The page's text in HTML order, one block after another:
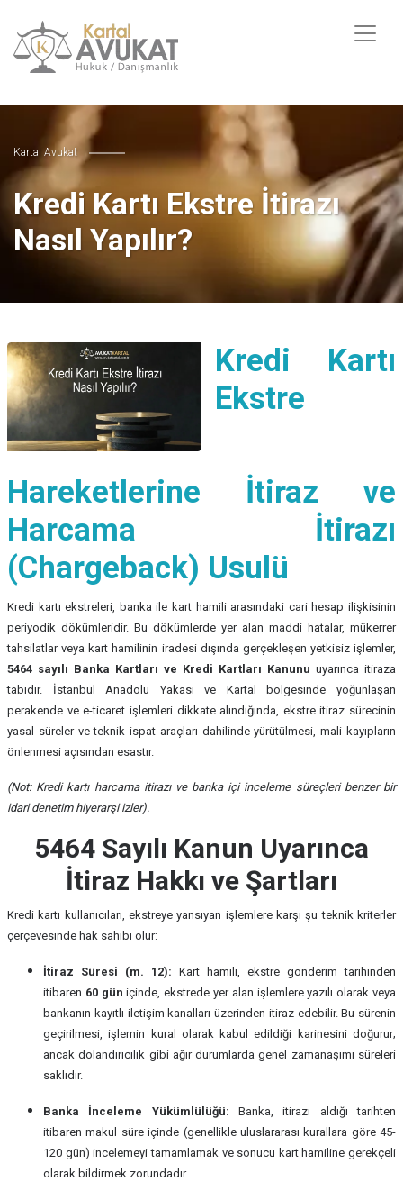
Kartal Avukat
Kredi Kartı Ekstre İtirazı
Nasıl Yapılır?
Kredi Kartı
Ekstre
Hareketlerine İtiraz ve
Harcama İtirazı
(Chargeback) Usulü
Kredi kartı ekstreleri, banka ile kart hamili arasındaki cari hesap ilişkisinin
periyodik dökümleridir. Bu dökümlerde yer alan maddi hatalar, mükerrer
tahsilatlar veya kart hamilinin iradesi dışında gerçekleşen yetkisiz işlemler,
5464 sayılı Banka Kartları ve Kredi Kartları Kanunu uyarınca itiraza
tabidir. İstanbul Anadolu Yakası ve Kartal bölgesinde yoğunlaşan
perakende ve e-ticaret işlemleri dikkate alındığında, ekstre itiraz sürecinin
yasal süreler ve teknik ispat araçları dahilinde yürütülmesi, mali kayıpların
önlenmesi açısından esastır.
(Not: Kredi kartı harcama itirazı ve banka içi inceleme süreçleri benzer bir
idari denetim hiyerarşi izler).
5464 Sayılı Kanun Uyarınca
İtiraz Hakkı ve Şartları
Kredi kartı kullanıcıları, ekstreye yansıyan işlemlere karşı şu teknik kriterler
çerçevesinde hak sahibi olur:
İtiraz Süresi (m. 12): Kart hamili, ekstre gönderim tarihinden
itibaren 60 gün içinde, ekstrede yer alan işlemlere yazılı olarak veya
bankanın kayıtlı iletişim kanalları üzerinden itiraz edebilir. Bu sürenin
geçirilmesi, işlemin kural olarak kabul edildiği karinesini doğurur;
ancak dolandırıcılık gibi ağır durumlarda genel zamanaşımı süreleri
saklıdır.
Banka İnceleme Yükümlülüğü: Banka, itirazı aldığı tarihten
itibaren makul süre içinde (genellikle uluslararası kurallara göre 45-
120 gün) incelemeyi tamamlamak ve sonucu kart hamiline gerekçeli
olarak bildirmek zorundadır.